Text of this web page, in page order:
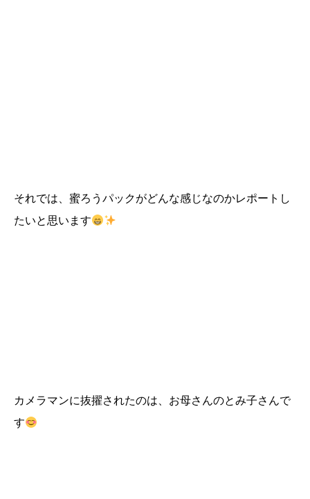
それでは、蜜ろうパックがどんな感じなのかレポートし
たいと思います
カメラマンに抜擢されたのは、お母さんのとみ子さんで
す